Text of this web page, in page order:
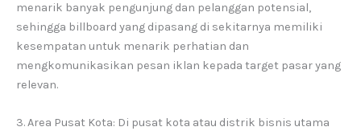
menarik banyak pengunjung dan pelanggan potensial,
sehingga billboard yang dipasang di sekitarnya memiliki
kesempatan untuk menarik perhatian dan
mengkomunikasikan pesan iklan kepada target pasar yang
relevan.
3. Area Pusat Kota: Di pusat kota atau distrik bisnis utama